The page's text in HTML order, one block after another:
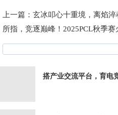
上一篇： 玄冰叩心十重境，离焰
所指，竞逐巅峰！2025PCL秋季赛
搭产业交流平台，育电